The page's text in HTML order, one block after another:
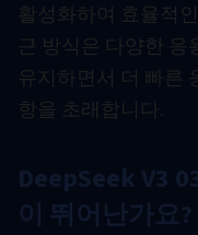
활성화하여 효율적
근 방식은 다양한
유지하면서 더 빠른
항을 초래합니다.
DeepSeek V3
이 뛰어난가요?